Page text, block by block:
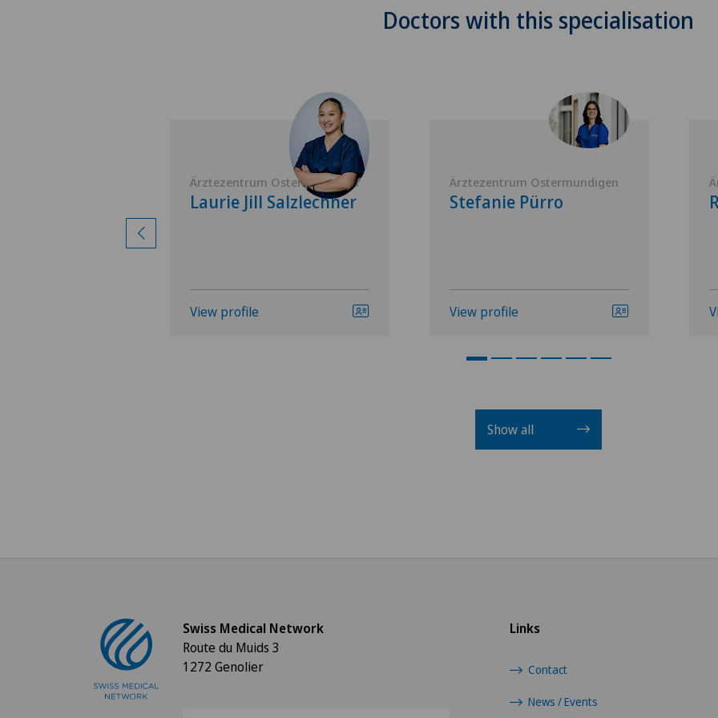
Doctors with this specialisation
Ärztezentrum Ostermundigen
Laurie Jill Salzlechner
View profile
Ärztezentrum Ostermundigen
Stefanie Pürro
View profile
Show all
Links
Contact
News / Events
Swiss Medical Network
Route du Muids 3
1272 Genolier